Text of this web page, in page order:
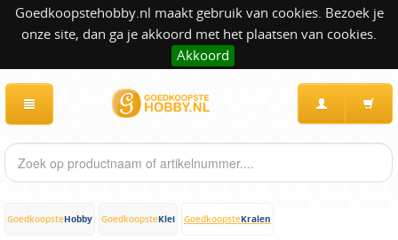
Goedkoopstehobby.nl maakt gebruik van cookies. Bezoek je
onze site, dan ga je akkoord met het plaatsen van cookies.
Akkoord
GoedkoopsteHobby GoedkoopsteKlei GoedkoopsteKralen